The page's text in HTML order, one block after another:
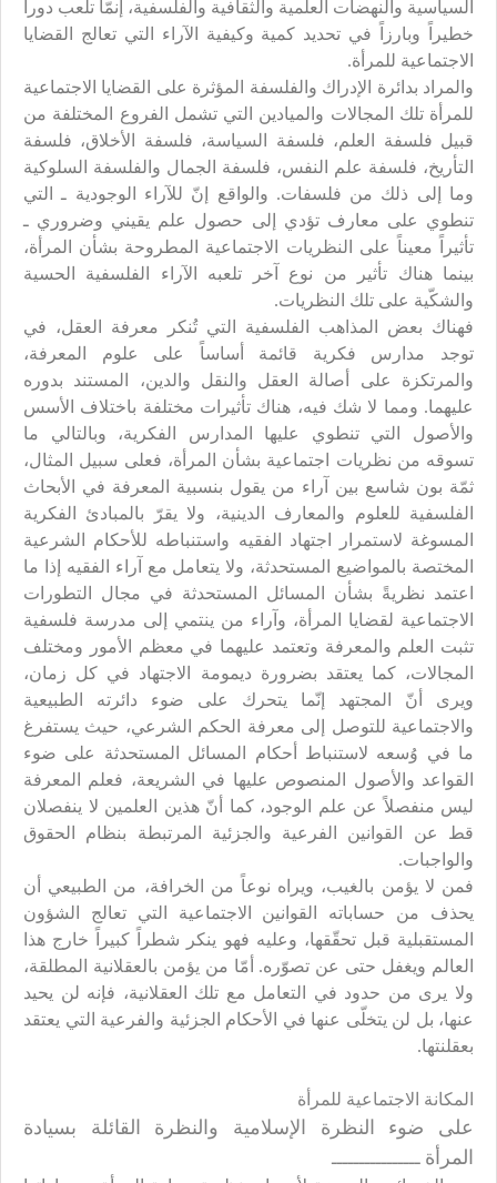
السياسية والنهضات العلمية والثقافية والفلسفية، إنمّا تلعب دوراً
خطيراً وبارزاً في تحديد كمية وكيفية الآراء التي تعالج القضايا
الاجتماعية للمرأة.
والمراد بدائرة الإدراك والفلسفة المؤثرة على القضايا الاجتماعية
للمرأة تلك المجالات والميادين التي تشمل الفروع المختلفة من
قبيل فلسفة العلم، فلسفة السياسة، فلسفة الأخلاق، فلسفة
التأريخ، فلسفة علم النفس، فلسفة الجمال والفلسفة السلوكية
وما إلى ذلك من فلسفات. والواقع إنّ للآراء الوجودية ـ التي
تنطوي على معارف تؤدي إلى حصول علم يقيني وضروري ـ
تأثيراً معيناً على النظريات الاجتماعية المطروحة بشأن المرأة،
بينما هناك تأثير من نوع آخر تلعبه الآراء الفلسفية الحسية
والشكّية على تلك النظريات.
فهناك بعض المذاهب الفلسفية التي تُنكر معرفة العقل، في
توجد مدارس فكرية قائمة أساساً على علوم المعرفة،
والمرتكزة على أصالة العقل والنقل والدين، المستند بدوره
عليهما. ومما لا شك فيه، هناك تأثيرات مختلفة باختلاف الأسس
والأصول التي تنطوي عليها المدارس الفكرية، وبالتالي ما
تسوقه من نظريات اجتماعية بشأن المرأة، فعلى سبيل المثال،
ثمّة بون شاسع بين آراء من يقول بنسبية المعرفة في الأبحاث
الفلسفية للعلوم والمعارف الدينية، ولا يقرّ بالمبادئ الفكرية
المسوغة لاستمرار اجتهاد الفقيه واستنباطه للأحكام الشرعية
المختصة بالمواضيع المستحدثة، ولا يتعامل مع آراء الفقيه إذا ما
اعتمد نظريةً بشأن المسائل المستحدثة في مجال التطورات
الاجتماعية لقضايا المرأة، وآراء من ينتمي إلى مدرسة فلسفية
تثبت العلم والمعرفة وتعتمد عليهما في معظم الأمور ومختلف
المجالات، كما يعتقد بضرورة ديمومة الاجتهاد في كل زمان،
ويرى أنّ المجتهد إنّما يتحرك على ضوء دائرته الطبيعية
والاجتماعية للتوصل إلى معرفة الحكم الشرعي، حيث يستفرغ
ما في وُسعه لاستنباط أحكام المسائل المستحدثة على ضوء
القواعد والأصول المنصوص عليها في الشريعة، فعلم المعرفة
ليس منفصلاً عن علم الوجود، كما أنّ هذين العلمين لا ينفصلان
قط عن القوانين الفرعية والجزئية المرتبطة بنظام الحقوق
والواجبات.
فمن لا يؤمن بالغيب، ويراه نوعاً من الخرافة، من الطبيعي أن
يحذف من حساباته القوانين الاجتماعية التي تعالج الشؤون
المستقبلية قبل تحقّقها، وعليه فهو ينكر شطراً كبيراً خارج هذا
العالم ويغفل حتى عن تصوّره. أمّا من يؤمن بالعقلانية المطلقة،
ولا يرى من حدود في التعامل مع تلك العقلانية، فإنه لن يحيد
عنها، بل لن يتخلّى عنها في الأحكام الجزئية والفرعية التي يعتقد
بعقلنتها.
المكانة الاجتماعية للمرأة
على ضوء النظرة الإسلامية والنظرة القائلة بسيادة
المرأة ــــــــــــــــ